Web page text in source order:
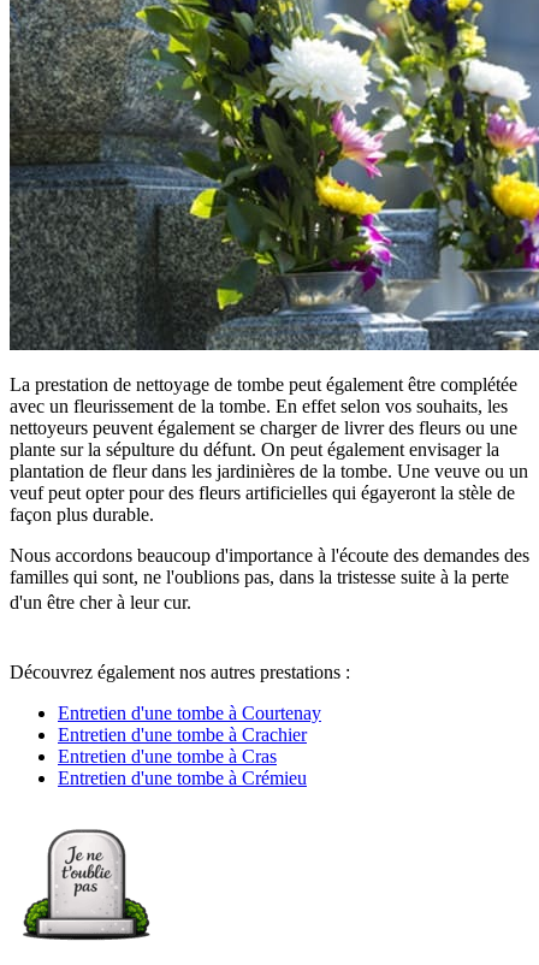
La prestation de nettoyage de tombe peut également être complétée
avec un fleurissement de la tombe. En effet selon vos souhaits, les
nettoyeurs peuvent également se charger de livrer des fleurs ou une
plante sur la sépulture du défunt. On peut également envisager la
plantation de fleur dans les jardinières de la tombe. Une veuve ou un
veuf peut opter pour des fleurs artificielles qui égayeront la stèle de
façon plus durable.
Nous accordons beaucoup d'importance à l'écoute des demandes des
familles qui sont, ne l'oublions pas, dans la tristesse suite à la perte
d'un être cher à leur cur.
Découvrez également nos autres prestations :
Entretien d'une tombe à Courtenay
Entretien d'une tombe à Crachier
Entretien d'une tombe à Cras
Entretien d'une tombe à Crémieu